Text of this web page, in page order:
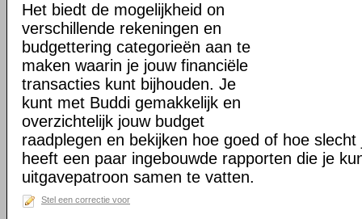
Het biedt de mogelijkheid on
verschillende rekeningen en
budgettering categorieën aan te
maken waarin je jouw financiële
transacties kunt bijhouden. Je
kunt met Buddi gemakkelijk en
overzichtelijk jouw budget
raadplegen en bekijken hoe goed of hoe
heeft een paar ingebouwde rapporten die je
uitgavepatroon samen te vatten.
Stel een correctie voor